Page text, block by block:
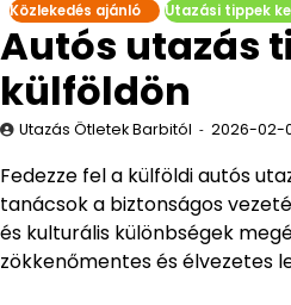
Közlekedés ajánló Utazási tippek
Autós utazás
külföldön
Utazás Ötletek Barbitól 2026-02-
Fedezze fel a külföldi autós
tanácsok a biztonságos
és kulturális különbségek
zökkenőmentes és élvezetes